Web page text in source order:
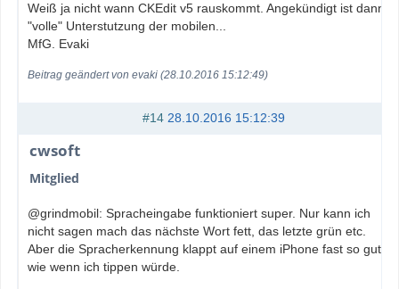
Weiß ja nicht wann CKEdit v5 rauskommt. Angekündigt ist dann
"volle" Unterstutzung der mobilen...
MfG. Evaki
Beitrag geändert von evaki (28.10.2016 15:12:49)
#14 28.10.2016 15:12:39
cwsoft
Mitglied
@grindmobil: Spracheingabe funktioniert super. Nur kann ich
nicht sagen mach das nächste Wort fett, das letzte grün etc.
Aber die Spracherkennung klappt auf einem iPhone fast so gut
wie wenn ich tippen würde.